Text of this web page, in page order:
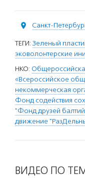
Санкт-
ТЕГИ: Зеленый
эковолонтерские
НКО:
«Всероссийское
некоммерческая
Фонд содействия
"Фонд друзей
движение
ВИДЕО ПО